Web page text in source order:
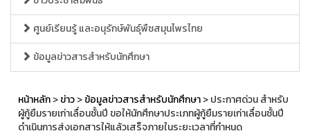
ศูนย์เรียนรู้ และอนุรักษ์พันธุ์พืชสมุนไพรไทย
ข้อมูลข่าวสารสำหรับนักศึกษา
หน้าหลัก>ข่าว>ข้อมูลข่าวสารสำหรับนักศึกษา> ประกาศด่วน สำหรับ
ผู้กู้ยืมรายเก่าเลื่อนชั้นปี ขอให้นักศึกษาประเภทผู้กู้ยืมรายเก่าเลื่อนชั้นปี
ดำเนินการส่งเอกสารให้แล้วเสร็จภายในระยะเวลาที่กำหนด